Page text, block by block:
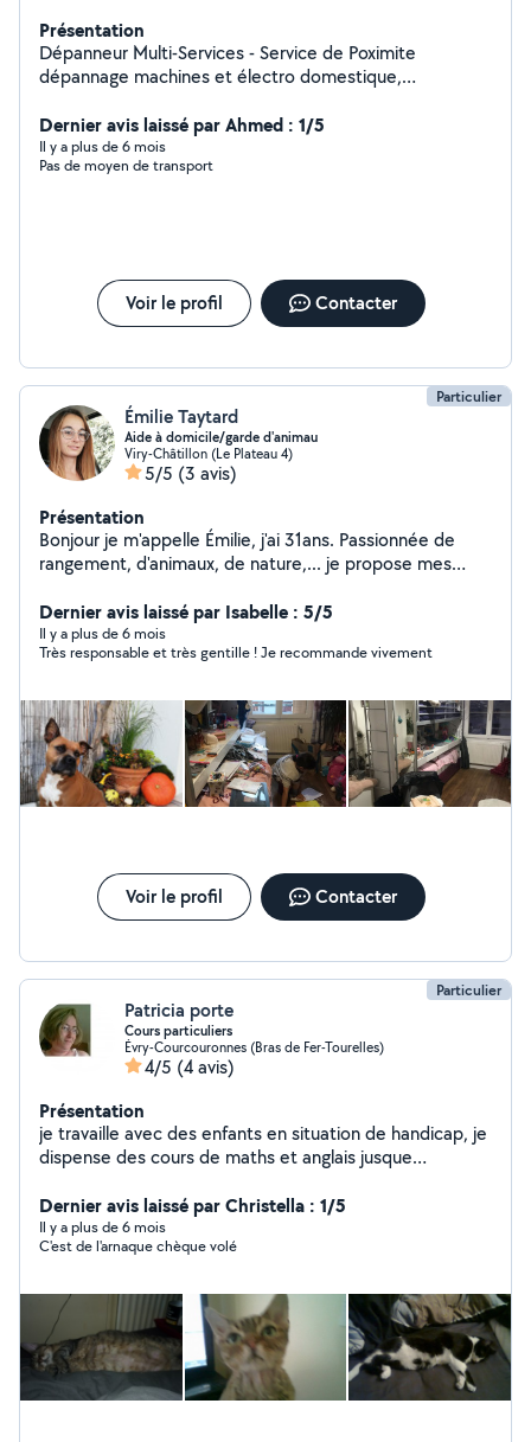
Présentation
Dépanneur Multi-Services - Service de Poximite
dépannage machines et électro domestique,
Dernier avis laissé par Ahmed : 1/5
Il y a plus de 6 mois
Pas de moyen de transport
Voir le profil Contacter
Particulier
Émilie Taytard
Aide à domicile/garde d'animau
Viry-Châtillon (Le Plateau 4)
5/5 (3 avis)
Présentation
Bonjour je m'appelle Émilie, j'ai 31ans. Passionnée de
rangement, d'animaux, de nature,... je propose mes
intérieur. Je suis souriante et dynamique, ponctuelle et
à l'écoute, j'adapte mes services à vos besoins.
N'hésitez pas à me contacter. Je suis également
vos demandes en privé avec vos numéro pour une
réponse plus rapide
Dernier avis laissé par Isabelle : 5/5
Il y a plus de 6 mois
Très responsable et très gentille ! Je recommande vivement
Voir le profil Contacter
Particulier
Patricia porte
Cours particuliers
Évry-Courcouronnes (Bras de Fer-Tourelles)
4/5 (4 avis)
Présentation
je travaille avec des enfants en situation de handicap, je
dispense des cours de maths et anglais jusque
licence en gestion. J'adore les animaux.
Dernier avis laissé par Christella : 1/5
Il y a plus de 6 mois
C'est de l'arnaque chèque volé